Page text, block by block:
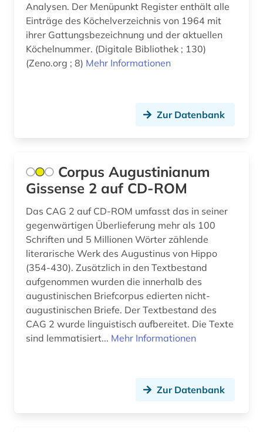
italien (4)
italienisch (4)
japan (1)
jean paul | schriftsteller; lyriker; librettist (1)
johann christian (2)
johann sebastian (2)
journalistik (1)
judaistik (1)
juden (2)
judentum (1)
jugendforschung (1)
jugendliteratur (1)
Analysen. Der Menüpunkt Register enthält alle
Einträge des Köchelverzeichnis von 1964 mit
ihrer Gattungsbezeichnung und der aktuellen
Köchelnummer. (Digitale Bibliothek ; 130)
(Zeno.org ; 8) Mehr Informationen
Zur Datenbank
Corpus Augustinianum
Gissense 2 auf CD-ROM
Das CAG 2 auf CD-ROM umfasst das in seiner
gegenwärtigen Überlieferung mehr als 100
Schriften und 5 Millionen Wörter zählende
literarische Werk des Augustinus von Hippo
(354-430). Zusätzlich in den Textbestand
aufgenommen wurden die innerhalb des
augustinischen Briefcorpus edierten nicht-
augustinischen Briefe. Der Textbestand des
CAG 2 wurde linguistisch aufbereitet. Die Texte
sind lemmatisiert... Mehr Informationen
Zur Datenbank